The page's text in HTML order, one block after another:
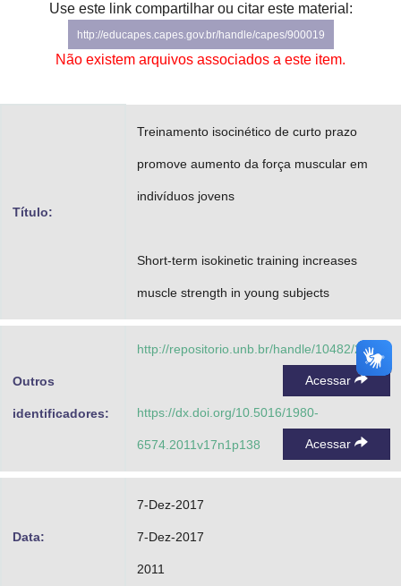
Secretaria de Governo
Gabinete de Segurança Institucional
Use este link compartilhar ou citar este material:
http://educapes.capes.gov.br/handle/capes/900019
Não existem arquivos associados a este item.
Título:
Treinamento isocinético de curto prazo
promove aumento da força muscular em
indivíduos jovens
Short-term isokinetic training increases
muscle strength in young subjects
Outros
identificadores:
http://repositorio.unb.br/handle/10482/28234
Acessar
https://dx.doi.org/10.5016/1980-
6574.2011v17n1p138 Acessar
Data:
7-Dez-2017
7-Dez-2017
2011